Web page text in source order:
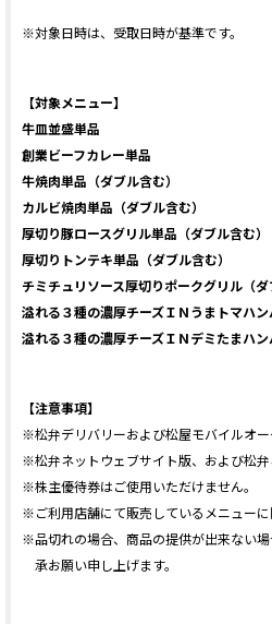
※対象日時は、受取日時が基準です。
【対象メニュー】
牛皿並盛単品
創業ビーフカレー単品
牛焼肉単品（ダブル含む）
カルビ焼肉単品（ダブル含む）
厚切り豚ロースグリル単品（ダブル含む）
厚切りトンテキ単品（ダブル含む）
チミチュリソース厚切りポークグリル（ダ
溢れる３種の濃厚チーズＩＮうまトマハ
溢れる３種の濃厚チーズＩＮデミたまハ
【注意事項】
※松弁デリバリーおよび松屋モバイルオー
※松弁ネットウェブサイト版、および松弁
※株主優待券はご使用いただけません。
※ご利用店舗にて販売しているメニューに
※品切れの場合、商品の提供が出来ない
承お願い申し上げます。